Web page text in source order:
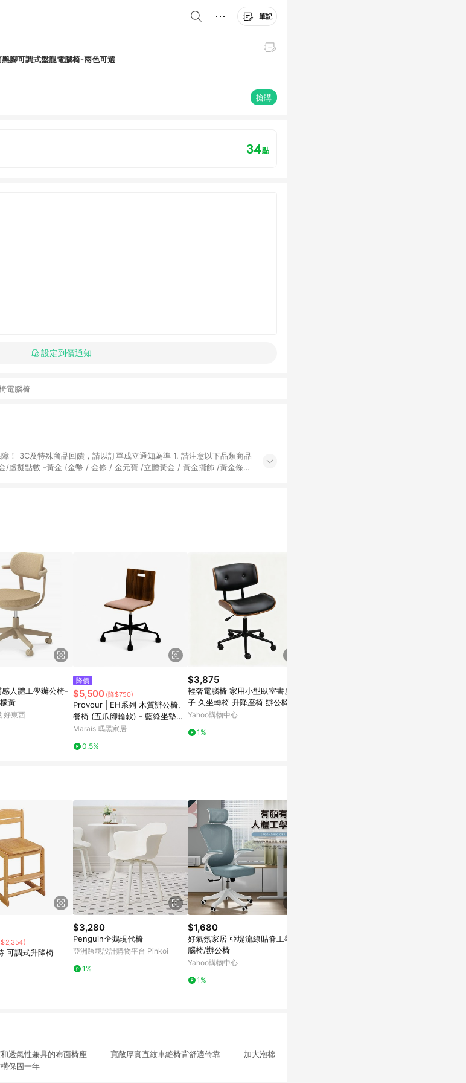
筆記
腳可調式盤腿電腦椅-兩色可選
搶購
34點
設定到價通知
電腦椅
商品回饋，請以訂單成立通知為準 1. 請注意以下品類商品
/虛擬點數 -黃金 (金幣 / 金條 / 金元寶 /立體黃金 / 黃金擺飾 /黃金條
品賣場中有標示「商店」及顯示商店名稱者(指定活動店家除外) 3. 訂
人體工學辦公椅-
黃
好東西
降價
$5,500 (降$750)
Provour | EH系列 木質辦公椅、
餐椅 (五爪腳輪款) - 藍綠坐墊
+深色椅背
Marais 瑪黑家居
0.5%
$3,875
輕奢電腦椅 家用小型臥室書房椅
子 久坐轉椅 升降座椅 辦公椅子
舒適
Yahoo購物中心
1%
$2,354)
可調式升降椅
$3,280
Penguin企鵝現代椅
亞洲跨境設計購物平台 Pinkoi
1%
$1,680
好氣氛家居 亞堤流線貼脊工學電
腦椅/辦公椅
Yahoo購物中心
1%
透氣性兼具的布面椅座 寬敞厚實直紋車縫椅背舒適倚靠 加大泡棉
保固一年